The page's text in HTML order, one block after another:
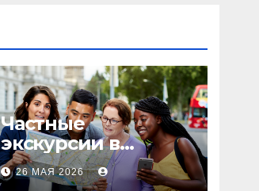
Частные
экскурсии в
столице: форматы,
маршруты и
26 МАЯ 2026